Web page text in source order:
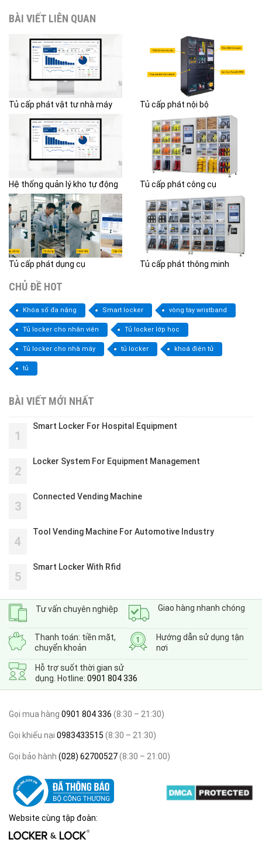
BÀI VIẾT LIÊN QUAN
Tủ cấp phát vật tư nhà máy Tủ cấp phát nội bộ
Hệ thống quản lý kho tự động Tủ cấp phát công cụ
Tủ cấp phát dụng cụ Tủ cấp phát thông minh
CHỦ ĐỀ HOT
Khóa số đa năng Smart locker vòng tay wristband
Tủ locker cho nhân viên Tủ locker lớp học
Tủ locker cho nhà máy tủ locker khoá điện tử
tủ
BÀI VIẾT MỚI NHẤT
1
Smart Locker For Hospital Equipment
2
Locker System For Equipment Management
3
Connected Vending Machine
4
Tool Vending Machine For Automotive Industry
5
Smart Locker With Rfid
Tư vấn chuyên nghiệp Giao hàng nhanh chóng
Thanh toán: tiền mặt,
chuyển khoản
Hướng dẫn sử dụng tận
nơi
Hỗ trợ suốt thời gian sử
dụng. Hotline: 0901 804 336
Gọi mua hàng 0901 804 336 (8:30 – 21:30)
Gọi khiếu nại 0983433515 (8:30 – 21:30)
Gọi bảo hành (028) 62700527(8:30 – 21:00)
Website cùng tập đoàn: